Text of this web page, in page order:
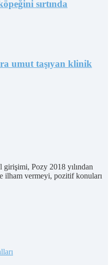
sırtında
umut taşıyan klinik
Pozy 2018 yılından
ilham vermeyi, pozitif konuları